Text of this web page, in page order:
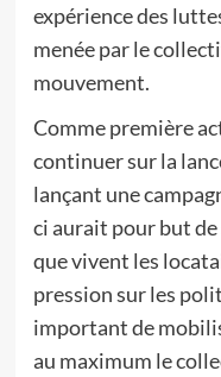
expérience des
menée par le
mouvement.
Comme première
continuer sur la
lançant une
ci aurait pour but
que vivent les
pression sur les
important de
au maximum le